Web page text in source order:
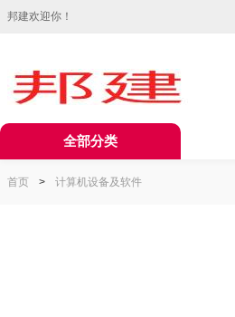
邦建欢迎你！
全部分类
首页 > 计算机设备及软件